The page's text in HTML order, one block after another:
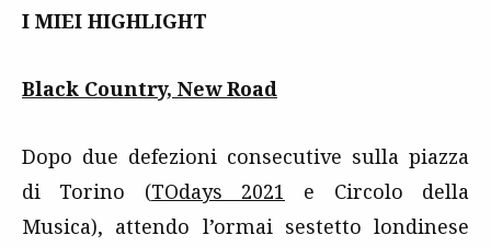
I MIEI HIGHLIGHT
Black Country, New Road
Dopo due defezioni consecutive sulla piazza
di Torino (TOdays 2021 e Circolo della
Musica), attendo l’ormai sestetto londinese